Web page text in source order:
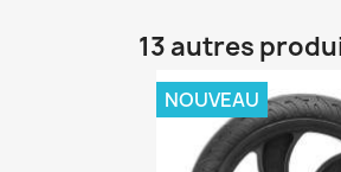
13 autres
NOUVEAU